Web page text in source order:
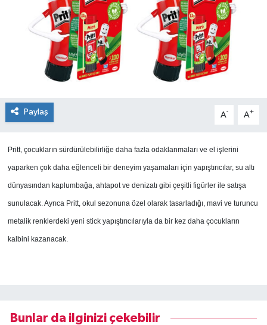
Paylaş A- A+
Pritt, çocukların sürdürülebilirliğe daha fazla odaklanmaları ve el işlerini
yaparken çok daha eğlenceli bir deneyim yaşamaları için yapıştırıcılar, su altı
dünyasından kaplumbağa, ahtapot ve denizatı gibi çeşitli figürler ile satışa
sunulacak.Ayrıca Pritt, okul sezonuna özel olarak tasarladığı, mavi ve turuncu
metalik renklerdeki yeni stick yapıştırıcılarıyla da bir kez daha çocukların
kalbini kazanacak.
Bunlar da ilginizi çekebilir
ÜLKE
YAŞAM